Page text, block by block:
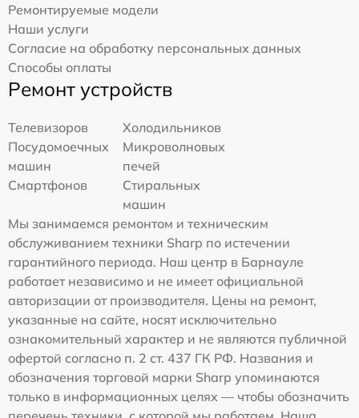
Ремонтируемые модели
Наши услуги
Согласие на обработку персональных данных
Способы оплаты
Ремонт устройств
Телевизоров
Холодильников
Посудомоечных
машин
Микроволновых
печей
Смартфонов
Стиральных
машин
Мы занимаемся ремонтом и техническим
обслуживанием техники Sharp по истечении
гарантийного периода. Наш центр в Барнауле
работает независимо и не имеет официальной
авторизации от производителя. Цены на ремонт,
указанные на сайте, носят исключительно
ознакомительный характер и не являются публичной
офертой согласно п. 2 ст. 437 ГК РФ. Названия и
обозначения торговой марки Sharp упоминаются
только в информационных целях — чтобы обозначить